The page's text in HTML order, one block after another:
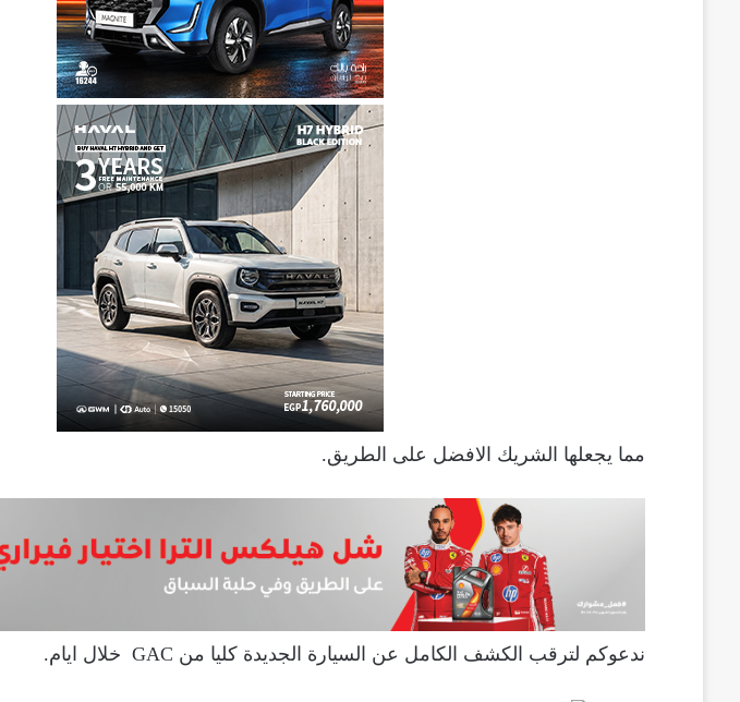
مما يجعلها الشريك الافضل على الطريق.
ندعوكم لترقب الكشف الكامل عن السيارة الجديدة كليا من GAC خلال ايام.